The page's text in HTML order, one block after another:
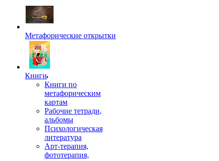
Метафорические открытки
Книги
Книги по
метафорическим
картам
Рабочие тетради,
альбомы
Психологическая
литература
Арт-терапия,
фототерапия,